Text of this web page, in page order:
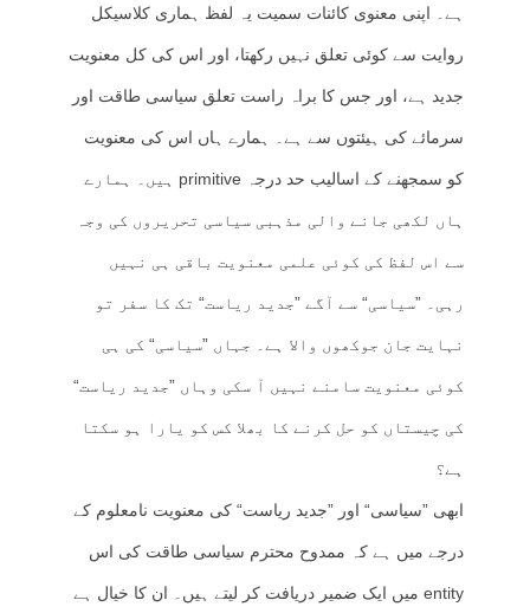
ہے۔ اپنی معنوی کائنات سمیت یہ لفظ ہماری کلاسیکل
روایت سے کوئی تعلق نہیں رکھتا، اور اس کی کل معنویت
جدید ہے، اور جس کا براہ راست تعلق سیاسی طاقت اور
سرمائے کی ہیئتوں سے ہے۔ ہمارے ہاں اس کی معنویت
کو سمجھنے کے اسالیب حد درجہ primitive ہیں۔ ہمارے
ہاں لکھی جانے والی مذہبی سیاسی تحریروں کی وجہ
سے اس لفظ کی کوئی علمی معنویت باقی ہی نہیں
رہی۔ ”سیاسی“ سے آگے ”جدید ریاست“ تک کا سفر تو
نہایت جان جوکھوں والا ہے۔ جہاں ”سیاسی“ کی ہی
کوئی معنویت سامنے نہیں آ سکی وہاں ”جدید ریاست“
کی چیستاں کو حل کرنے کا بھلا کس کو یارا ہو سکتا
ہے؟
ابھی ”سیاسی“ اور ”جدید ریاست“ کی معنویت نامعلوم کے
درجے میں ہے کہ ممدوح محترم سیاسی طاقت کی اس
entity میں ایک ضمیر دریافت کر لیتے ہیں۔ ان کا خیال ہے